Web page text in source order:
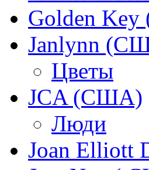
Golden Key
Janlynn
Цветы
JCA (США)
Люди
Joan Elliott